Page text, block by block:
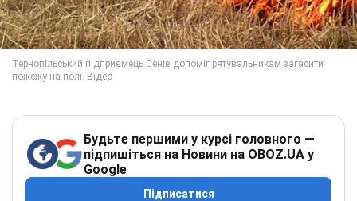
Будьте першими у курсі головного —
підпишіться на Новини на OBOZ.UA у
Google
Підписатися